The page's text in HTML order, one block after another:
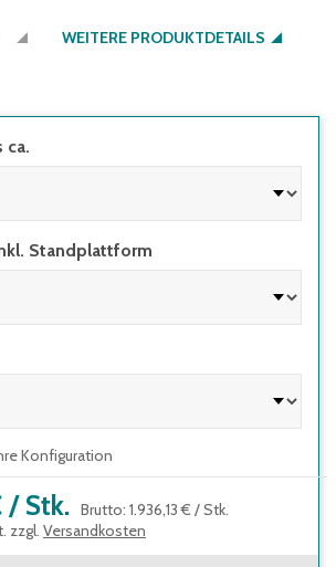
von Podestleitern mit Steigwinkel
Stufen- und
WEITERE PRODUKTDETAILS
ca.
Standplattform
Konfiguration
/ Stk. Brutto: 1.936,13 € /Stk.
zzgl. Versandkosten